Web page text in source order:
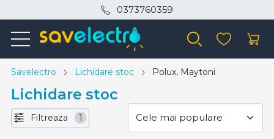
0373760359
Savelectro Lichidare stoc Polux, Maytoni
Lichidare stoc
Filtreaza 1